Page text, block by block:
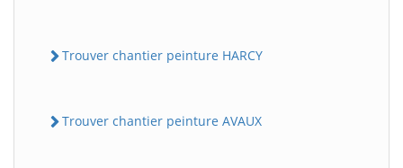
Trouver chantier peinture HARCY
Trouver chantier peinture AVAUX